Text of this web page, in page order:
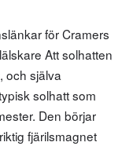
för Cramers
Att solhatten
och själva
solhatt som
Den börjar
fjärilsmagnet